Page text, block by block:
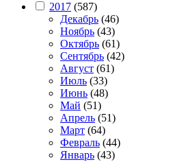
2017 (587)
Декабрь (46)
Ноябрь (43)
Октябрь (61)
Сентябрь (42)
Август (61)
Июль (33)
Июнь (48)
Май (51)
Апрель (51)
Март (64)
Февраль (44)
Январь (43)